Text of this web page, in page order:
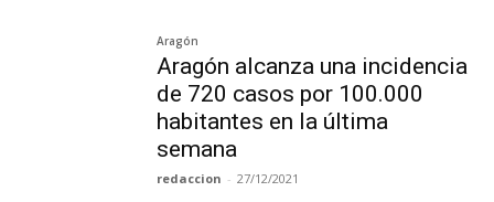
Aragón
Aragón alcanza una incidencia
de 720 casos por 100.000
habitantes en la última
semana
redaccion - 27/12/2021